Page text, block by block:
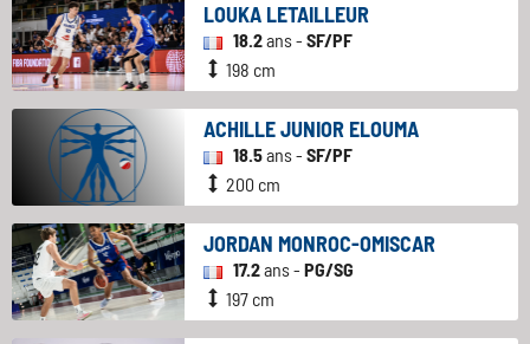
LOUKA LETAILLEUR
18.2ans - SF/PF
198 cm
ACHILLE JUNIOR ELOUMA
18.5ans - SF/PF
200 cm
JORDAN MONROC-OMISCAR
17.2ans - PG/SG
197 cm